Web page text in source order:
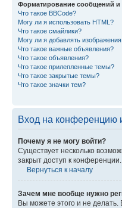
Форматирование сообщений и
Что такое BBCode?
Могу ли я использовать HTML?
Что такое смайлики?
Могу ли я добавлять
Что такое важные объявления?
Что такое объявления?
Что такое прилепленные темы?
Что такое закрытые темы?
Что такое значки тем?
Вход на конференцию
Почему я не могу войти?
Существует несколько
закрыт доступ к
Вернуться к началу
Зачем мне вообще нужно
Вы можете этого и не